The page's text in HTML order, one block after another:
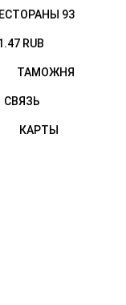
93
RUB
ТАМОЖНЯ
СВЯЗЬ
КАРТЫ